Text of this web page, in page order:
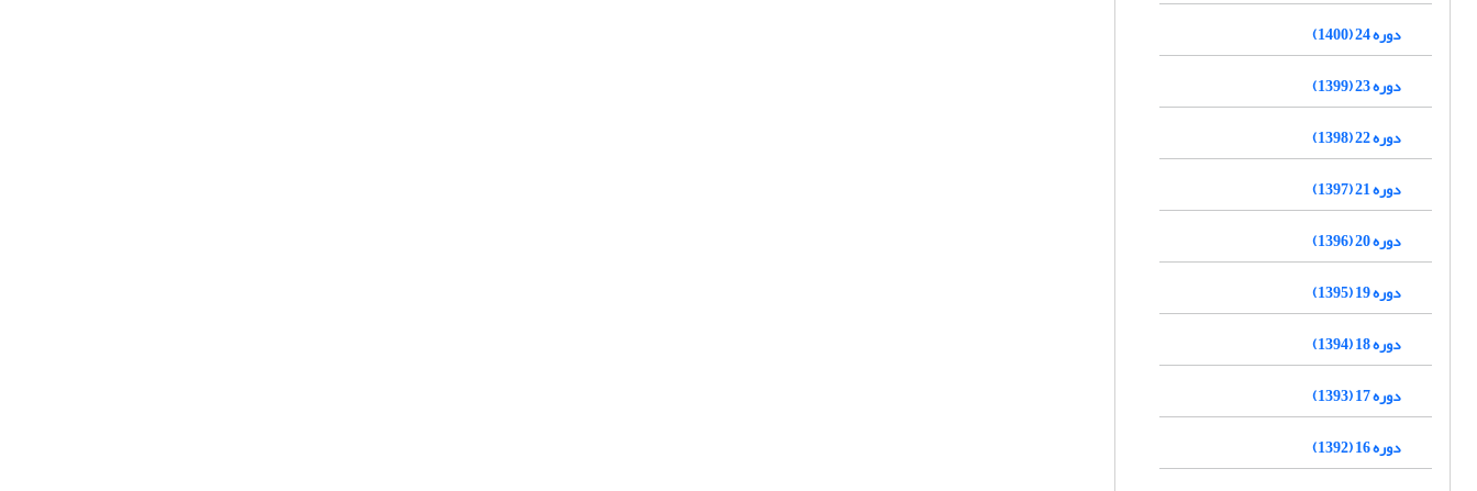
دوره 24 (1400)
دوره 23 (1399)
دوره 22 (1398)
دوره 21 (1397)
دوره 20 (1396)
دوره 19 (1395)
دوره 18 (1394)
دوره 17 (1393)
دوره 16 (1392)